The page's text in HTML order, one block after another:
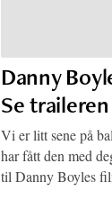
Danny
Se
Vi er litt sene på
har fått den med
til Danny Boyles